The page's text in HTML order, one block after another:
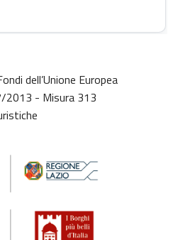
dell’Unione Europea
2013 - Misura 313